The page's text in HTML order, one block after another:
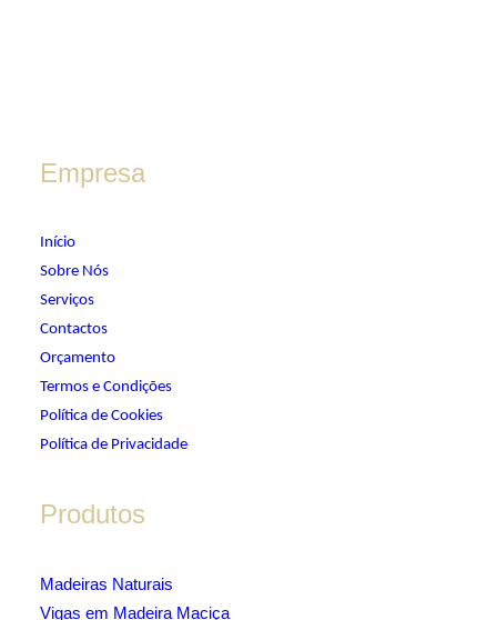
Empresa
Início
Sobre Nós
Serviços
Contactos
Orçamento
Termos e Condições
Política de Cookies
Política de Privacidade
Produtos
Madeiras Naturais
Vigas em Madeira Maciça